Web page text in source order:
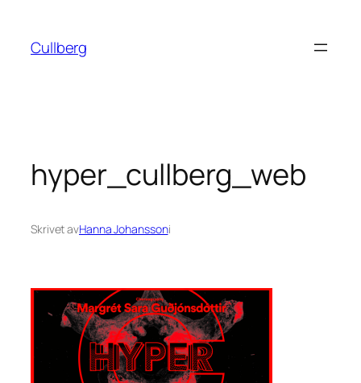
innehåll
Cullberg
hyper_cullberg_web
Skrivet avHanna Johanssoni